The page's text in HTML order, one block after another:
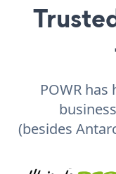
POWR
(besides